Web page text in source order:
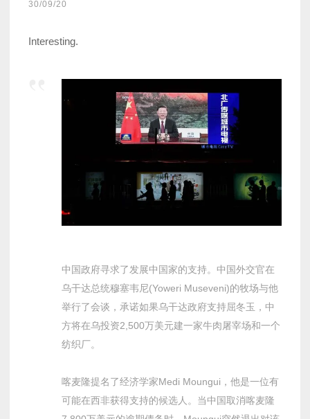
30/09/20
Interesting.
中国政府寻求了发展中国家的支持。中国外交官在
乌干达总统穆塞韦尼(Yoweri Museveni)的牧场与他
举行了会谈，承诺如果乌干达政府支持屈冬玉，中
方将在乌投资2,500万美元建一家牛肉屠宰场和一个
纺织厂。
喀麦隆提名了经济学家Medi Moungui，他是一位有
可能在西非获得支持的候选人。当中国取消喀麦隆